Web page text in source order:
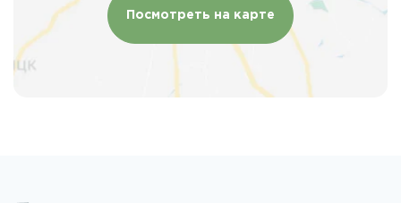
Посмотреть на карте